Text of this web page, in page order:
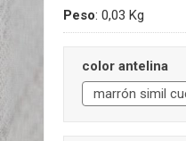
Peso: 0,03 Kg
color antelina